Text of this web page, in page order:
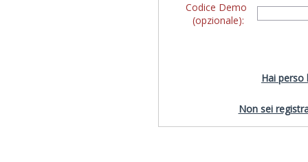
Codice Demo
(opzionale):
Hai perso
Non sei